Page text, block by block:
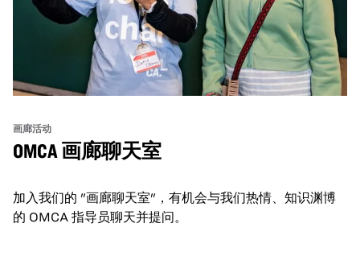
画廊活动
OMCA 画廊聊天室
加入我们的 "画廊聊天室"，有机会与我们热情、知识渊博
的 OMCA 指导员聊天并提问。